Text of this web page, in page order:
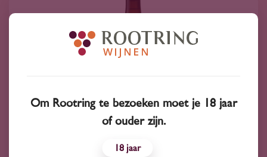
2024 Spanje
Om Rootring te bezoeken moet je 18 jaar
of ouder zijn.
18